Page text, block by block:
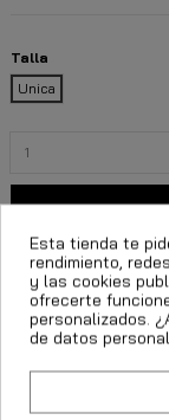
Talla
Unica
Esta tienda te
rendimiento,
y las cookies
ofrecerte
personalizados.
de datos